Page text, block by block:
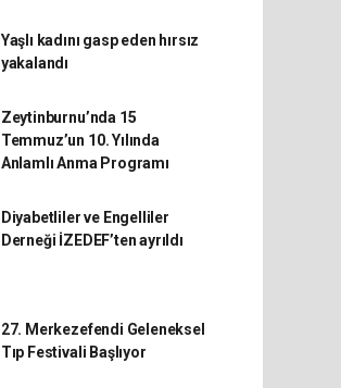
Yaşlı kadını gasp eden hırsız
yakalandı
Zeytinburnu’nda 15
Temmuz’un 10. Yılında
Anlamlı Anma Programı
Diyabetliler ve Engelliler
Derneği İZEDEF’ten ayrıldı
27. Merkezefendi Geleneksel
Tıp Festivali Başlıyor